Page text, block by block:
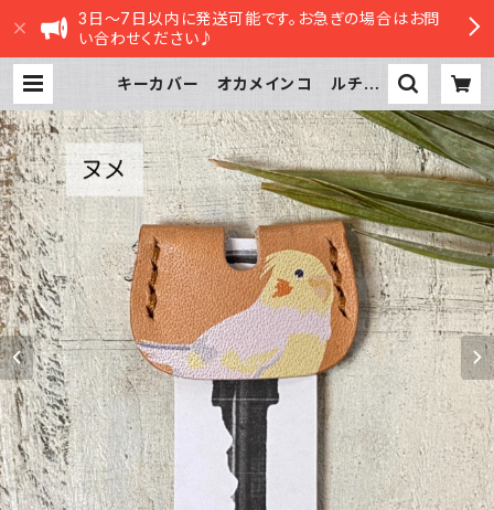
3日～7日以内に発送可能です。お急ぎの場合はお問
い合わせください♪
キーカバー オカメインコ ルチノ
こ 栃木レザー | sasatte STORE
|ささってストア